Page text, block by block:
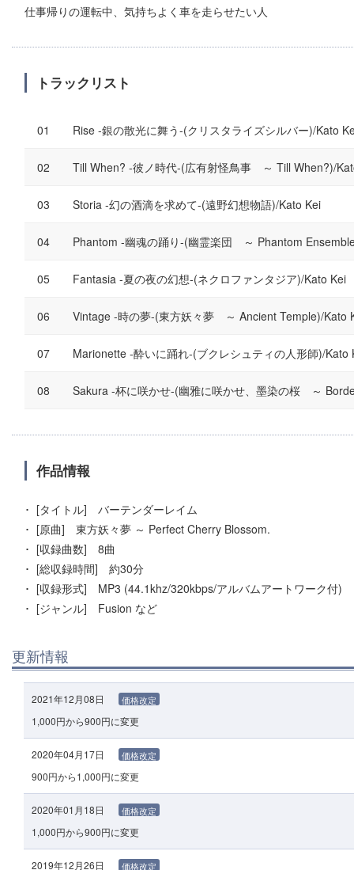
仕事帰りの運転中、気持ちよく車を走らせたい人
トラックリスト
Rise -銀の散光に舞う-(クリスタライズシルバー)/Kato
Till When? -彼ノ時代-(広有射怪鳥事 ～ Till When?)/
Storia -幻の酒滴を求めて-(遠野幻想物語)/Kato Kei
Phantom -幽魂の踊り-(幽霊楽団 ～ Phantom
Fantasia -夏の夜の幻想-(ネクロファンタジア)/Kato Kei
Vintage -時の夢-(東方妖々夢 ～ Ancient Temple)/Kato
Marionette -酔いに踊れ-(ブクレシュティの人形師)/Kato
Sakura -杯に咲かせ-(幽雅に咲かせ、墨染の桜 ～
作品情報
[タイトル] バーテンダーレイム
[原曲] 東方妖々夢 ～ Perfect Cherry Blossom.
[収録曲数] 8曲
[総収録時間] 約30分
[収録形式] MP3 (44.1khz/320kbps/アルバムアートワーク付)
[ジャンル] Fusion など
更新情報
2021年12月08日 価格改定
1,000円から900円に変更
2020年04月17日 価格改定
900円から1,000円に変更
2020年01月18日 価格改定
1,000円から900円に変更
2019年12月26日 価格改定